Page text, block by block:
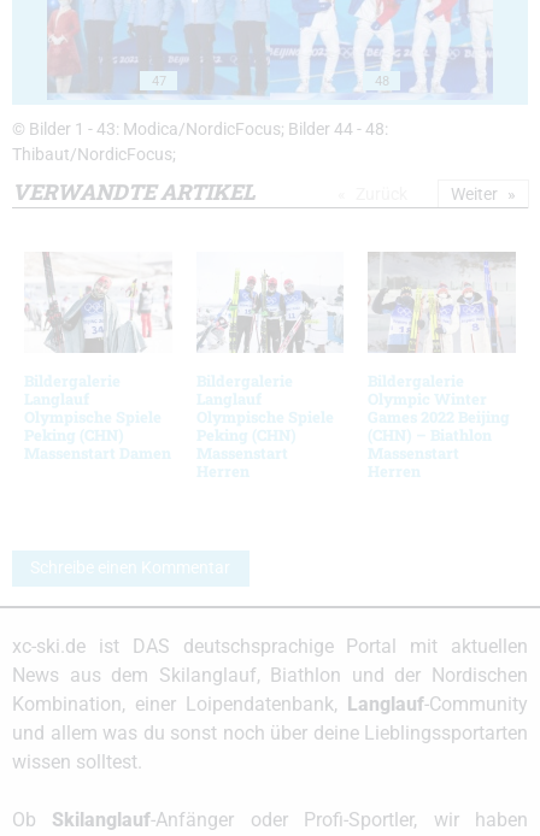
47 48
© Bilder 1 - 43: Modica/NordicFocus; Bilder 44 - 48:
Thibaut/NordicFocus;
VERWANDTE ARTIKEL
Bildergalerie
Langlauf
Olympische Spiele
Peking (CHN)
Massenstart Damen
Bildergalerie
Langlauf
Olympische Spiele
Peking (CHN)
Massenstart
Herren
Bildergalerie
Olympic Winter
Games 2022 Beijing
(CHN) – Biathlon
Massenstart
Herren
Weiter
Schreibe einen Kommentar
xc-ski.de ist DAS deutschsprachige Portal mit aktuellen
News aus dem Skilanglauf, Biathlon und der Nordischen
Kombination, einer Loipendatenbank,
Langlauf-Community
und allem was du sonst noch über deine Lieblingssportarten
wissen solltest.
Ob Skilanglauf-Anfänger oder Profi-Sportler, wir haben